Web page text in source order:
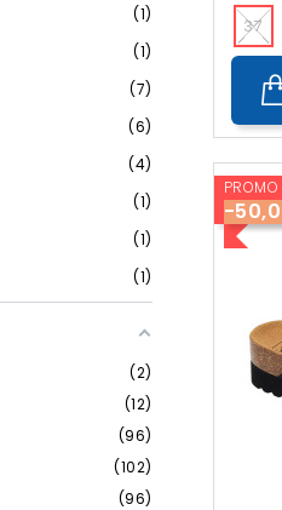
1
1
7
6
4
1
1
1
2
12
96
102
96
37
PROMO
-